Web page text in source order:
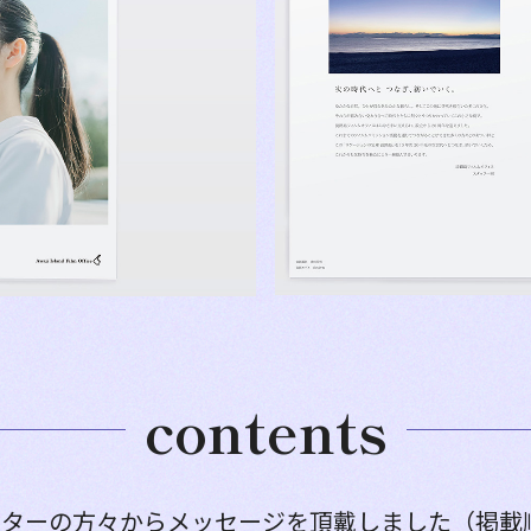
contents
ーの方々からメッセージを頂戴しました（掲載